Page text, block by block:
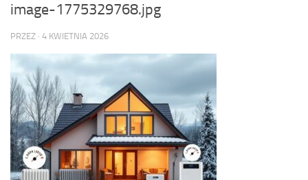
image-1775329768.jpg
PRZEZ · 4 KWIETNIA 2026